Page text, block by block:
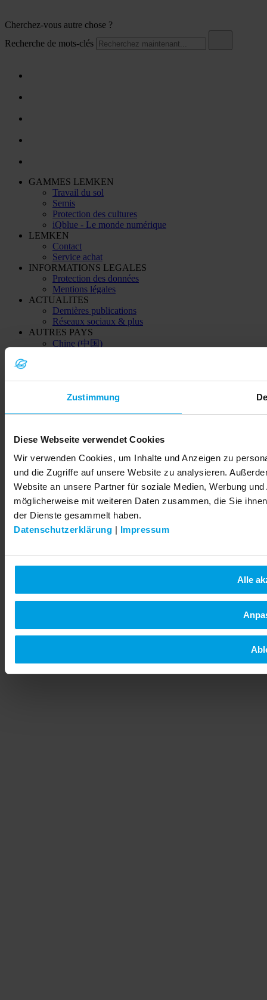
Zustimmung
Diese Webseite verwendet Cookies
Wir verwenden Cookies, um Inhalte und Anzeigen zu
und die Zugriffe auf unsere Website zu analysieren.
Website an unsere Partner für soziale Medien, Werbung
möglicherweise mit weiteren Daten zusammen, die Sie
der Dienste gesammelt haben.
Datenschutzerklärung | Impressum
Alle
Cherchez-vous autre chose ?
Recherche de mots-clés
GAMMES LEMKEN
Travail du sol
Semis
Protection des cultures
iQblue - Le monde numérique
LEMKEN
Contact
Service achat
INFORMATIONS LEGALES
Protection des données
Mentions légales
ACTUALITES
Dernières publications
Réseaux sociaux & plus
AUTRES PAYS
Chine (中国)